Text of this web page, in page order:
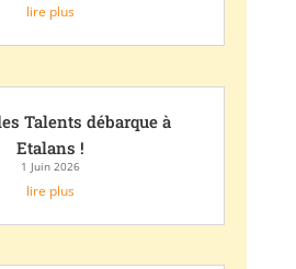
lire plus
Talents débarque à
Etalans !
1 Juin 2026
lire plus